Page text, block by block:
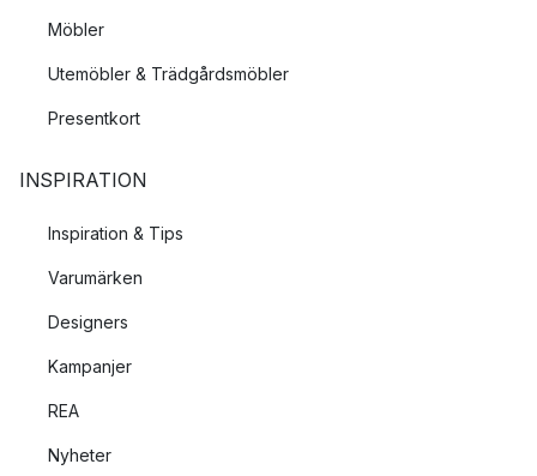
Möbler
Utemöbler & Trädgårdsmöbler
Presentkort
INSPIRATION
Inspiration & Tips
Varumärken
Designers
Kampanjer
REA
Nyheter